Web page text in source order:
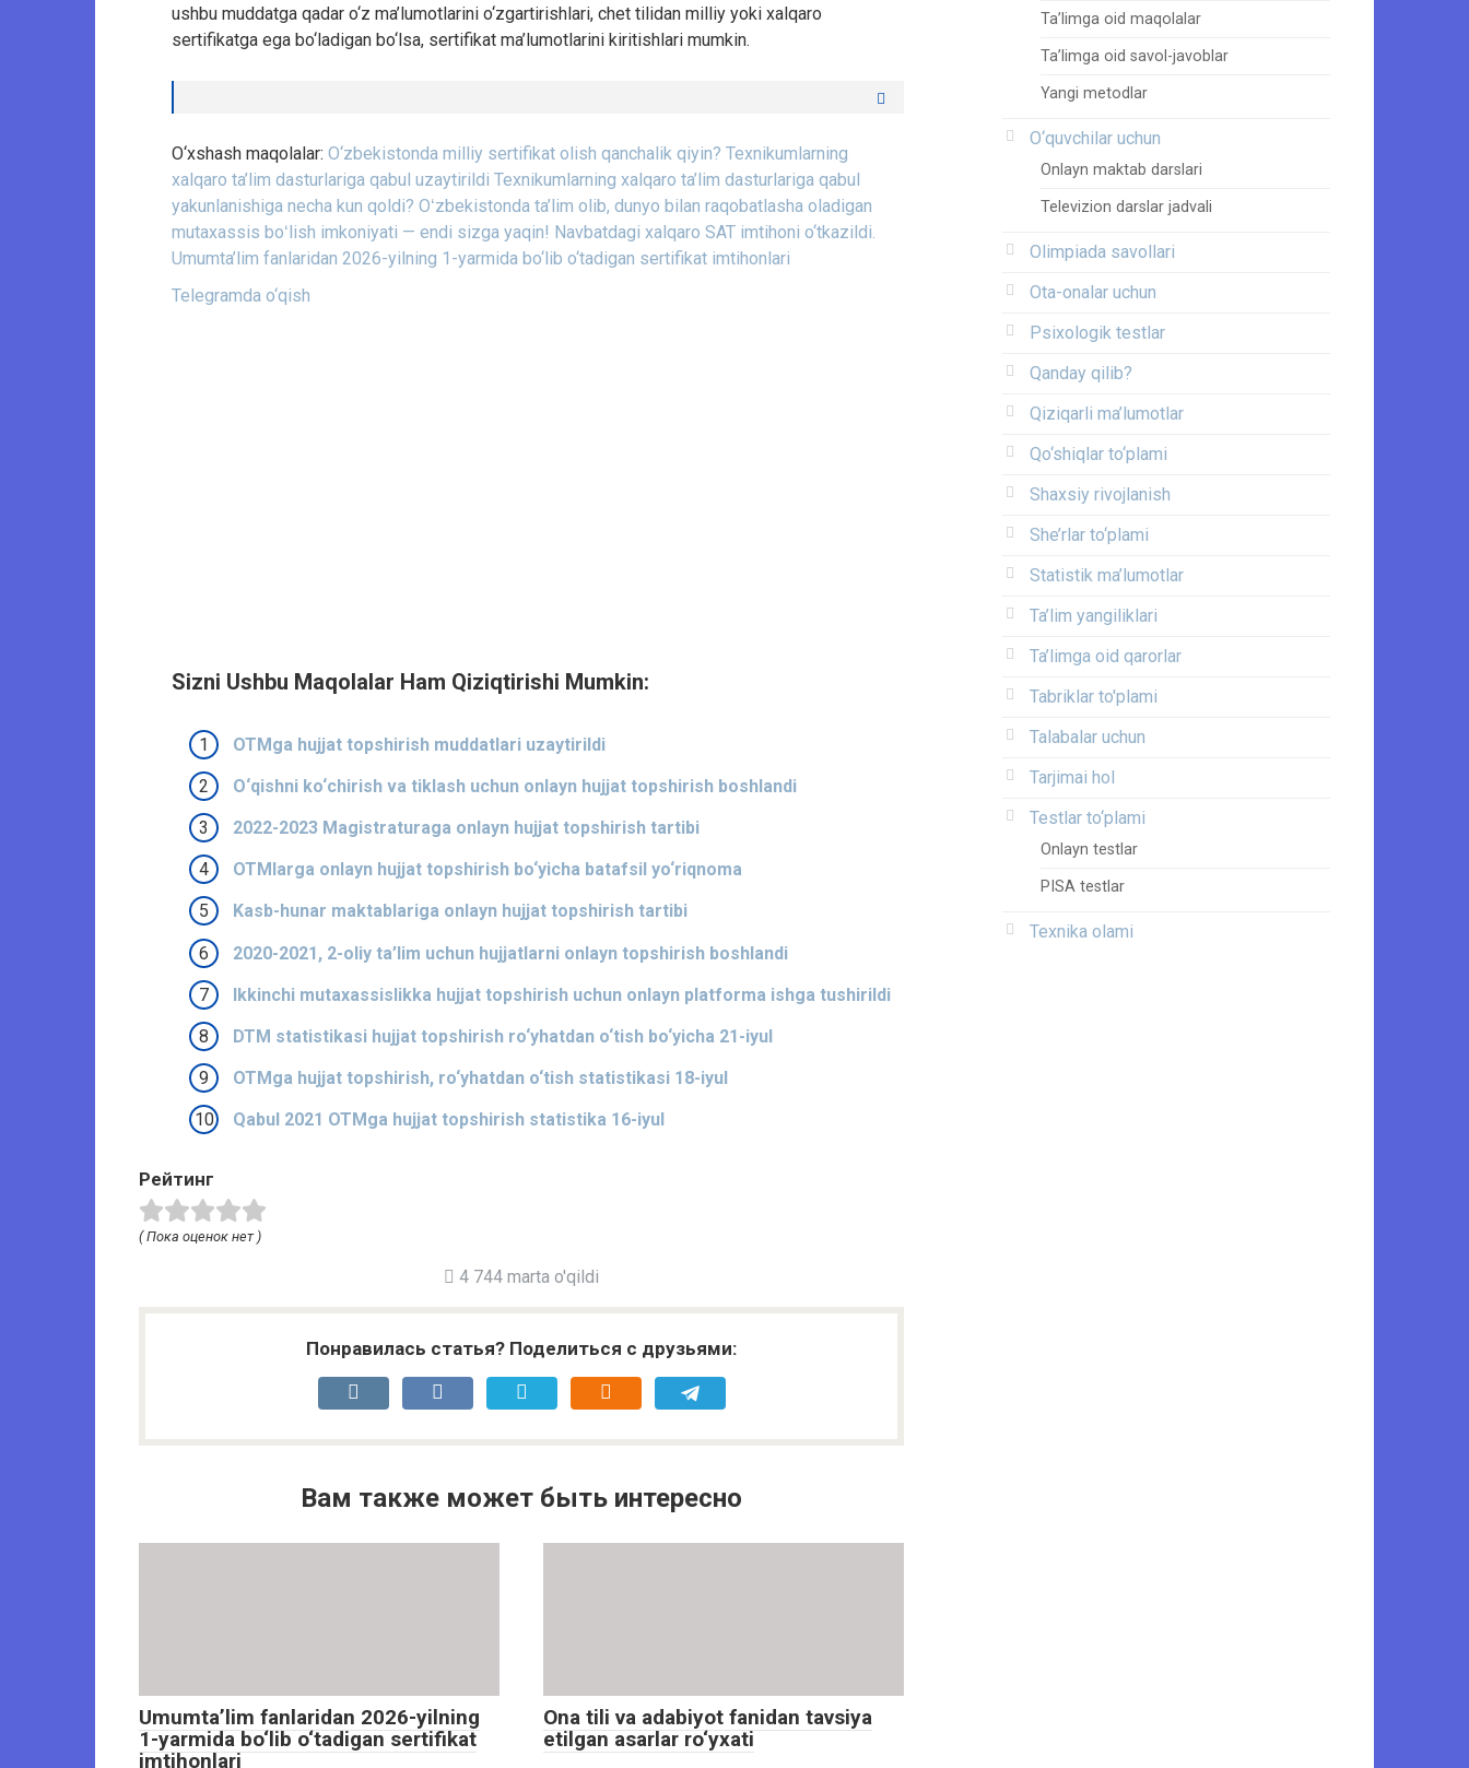
ushbu muddatga qadar o‘z ma’lumotlarini o‘zgartirishlari, chet tilidan milliy yoki xalqaro
sertifikatga ega bo‘ladigan bo‘lsa, sertifikat ma’lumotlarini kiritishlari mumkin.
O‘xshash maqolalar: O‘zbekistonda milliy sertifikat olish qanchalik qiyin? Texnikumlarning
xalqaro ta’lim dasturlariga qabul uzaytirildi Texnikumlarning xalqaro ta’lim dasturlariga qabul
yakunlanishiga necha kun qoldi? Oʻzbekistonda ta’lim olib, dunyo bilan raqobatlasha oladigan
mutaxassis boʻlish imkoniyati — endi sizga yaqin! Navbatdagi xalqaro SAT imtihoni o‘tkazildi.
Umumta’lim fanlaridan 2026-yilning 1-yarmida bo‘lib o‘tadigan sertifikat imtihonlari
Telegramda o‘qish
Sizni Ushbu Maqolalar Ham Qiziqtirishi Mumkin:
OTMga hujjat topshirish muddatlari uzaytirildi
O‘qishni ko‘chirish va tiklash uchun onlayn hujjat topshirish boshlandi
2022-2023 Magistraturaga onlayn hujjat topshirish tartibi
OTMlarga onlayn hujjat topshirish bo‘yicha batafsil yo‘riqnoma
Kasb-hunar maktablariga onlayn hujjat topshirish tartibi
2020-2021, 2-oliy ta’lim uchun hujjatlarni onlayn topshirish boshlandi
Ikkinchi mutaxassislikka hujjat topshirish uchun onlayn platforma ishga tushirildi
DTM statistikasi hujjat topshirish ro‘yhatdan o‘tish bo‘yicha 21-iyul
OTMga hujjat topshirish, ro‘yhatdan o‘tish statistikasi 18-iyul
Qabul 2021 OTMga hujjat topshirish statistika 16-iyul
Рейтинг
( Пока оценок нет )
4 744 marta o'qildi
Понравилась статья? Поделиться с друзьями:
Вам также может быть интересно
Umumta’lim fanlaridan 2026-yilning
1-yarmida bo‘lib o‘tadigan sertifikat
imtihonlari
Ona tili va adabiyot fanidan tavsiya
etilgan asarlar ro‘yxati
Ta’limga oid maqolalar
Ta’limga oid savol-javoblar
Yangi metodlar
O‘quvchilar uchun
Onlayn maktab darslari
Televizion darslar jadvali
Olimpiada savollari
Ota-onalar uchun
Psixologik testlar
Qanday qilib?
Qiziqarli ma’lumotlar
Qo‘shiqlar to‘plami
Shaxsiy rivojlanish
She’rlar to‘plami
Statistik ma’lumotlar
Ta’lim yangiliklari
Ta’limga oid qarorlar
Tabriklar to'plami
Talabalar uchun
Tarjimai hol
Testlar to‘plami
Onlayn testlar
PISA testlar
Texnika olami